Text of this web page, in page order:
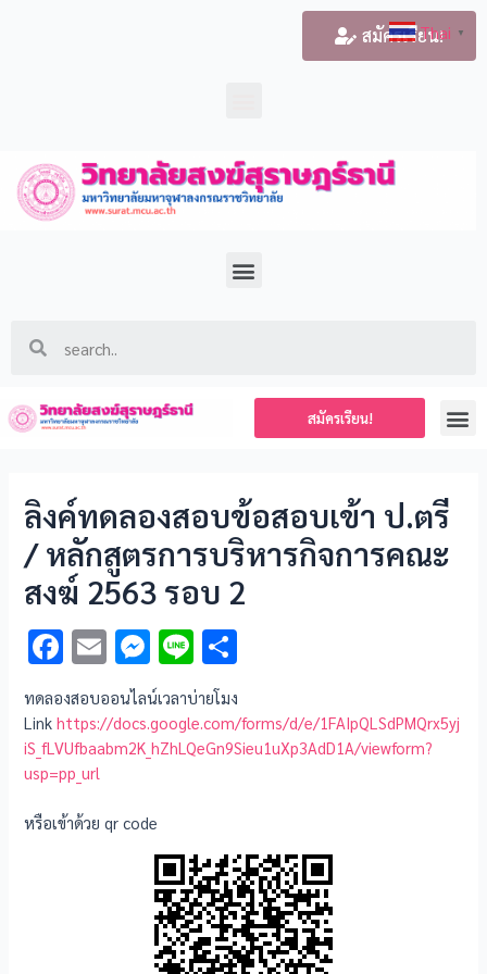
สมัครเรียน!
สมัครเรียน!
ลิงค์ทดลองสอบข้อสอบเข้า ป.ตรี
/ หลักสูตรการบริหารกิจการคณะ
สงฆ์ 2563 รอบ 2
F
e
b
o
o
E
m
ai
l
M
es
se
n
er
Li
n
e ar
e
ทดลองสอบออนไลน์เวลาบ่ายโมง
Linkhttps://docs.google.com/forms/d/e/1FAIpQLSdPMQrx5yj
iS_fLVUfbaabm2K_hZhLQeGn9Sieu1uXp3AdD1A/viewform?
usp=pp_url
หรือเข้าด้วย qr code
Thai ▼